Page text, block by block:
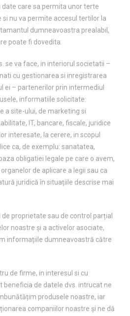
date care sa permita unor terte
si nu va permite accesul tertilor la
dumneavoastra prealabil,
poate fi dovedita.
se va face, in interiorul societatii –
cu gestionarea si inregistrarea
ei – partenerilor prin intermediul
informatiile solicitate:
a site-ului, de marketing si
IT, bancare, fiscale, juridice
interesate, la cerere, in scopul
ca, de exemplu: sanatatea,
obligatiei legale pe care o avem,
de aplicare a legii sau ca
juridică în situațiile descrise mai
proprietate sau de control parțial
noastre și a activelor asociate,
informațiile dumneavoastră către
de firme, in interesul si cu
beneficia de datele dvs. intrucat ne
produsele noastre, iar
companiilor noastre și ne dă